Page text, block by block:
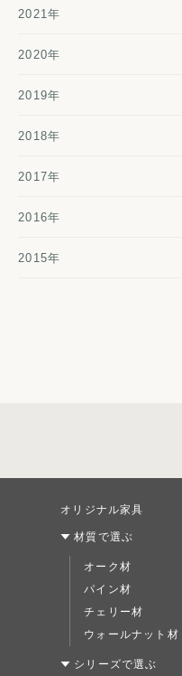
2021年
2020年
2019年
2018年
2017年
2016年
2015年
オリジナル家具
材質で選ぶ
オーク材
パイン材
チェリー材
ウォールナット材
シリーズで選ぶ